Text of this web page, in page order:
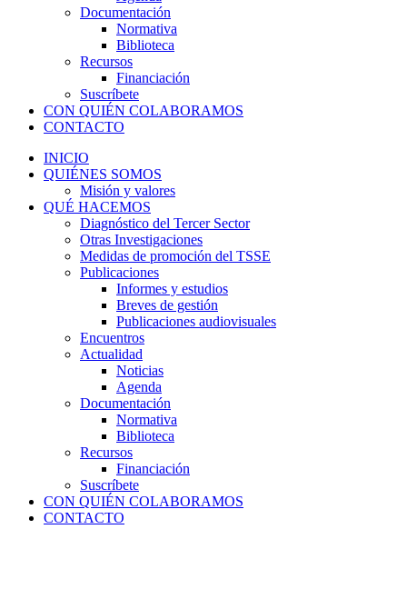
Documentación
Normativa
Biblioteca
Recursos
Financiación
Suscríbete
CON QUIÉN COLABORAMOS
CONTACTO
INICIO
QUIÉNES SOMOS
Misión y valores
QUÉ HACEMOS
Diagnóstico del Tercer Sector
Otras Investigaciones
Medidas de promoción del TSSE
Publicaciones
Informes y estudios
Breves de gestión
Publicaciones audiovisuales
Encuentros
Actualidad
Noticias
Agenda
Documentación
Normativa
Biblioteca
Recursos
Financiación
Suscríbete
CON QUIÉN COLABORAMOS
CONTACTO